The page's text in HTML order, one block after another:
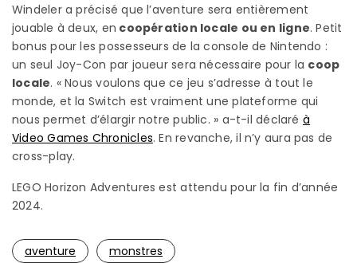
Windeler a précisé que l’aventure sera entièrement
jouable à deux, en coopération locale ou en ligne. Petit
bonus pour les possesseurs de la console de Nintendo :
un seul Joy-Con par joueur sera nécessaire pour la coop
locale. « Nous voulons que ce jeu s’adresse à tout le
monde, et la Switch est vraiment une plateforme qui
nous permet d’élargir notre public. » a-t-il déclaré à
Video Games Chronicles. En revanche, il n’y aura pas de
cross-play.
LEGO Horizon Adventures est attendu pour la fin d’année
2024.
aventure monstres